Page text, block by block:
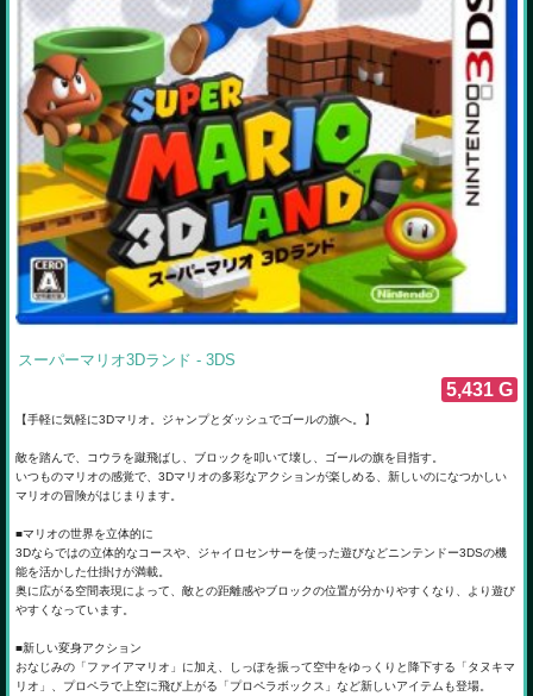
スーパーマリオ3Dランド - 3DS
5,431 G
【手軽に気軽に3Dマリオ。ジャンプとダッシュでゴールの旗へ。】
敵を踏んで、コウラを蹴飛ばし、ブロックを叩いて壊し、ゴールの旗を目指す。
いつものマリオの感覚で、3Dマリオの多彩なアクションが楽しめる、新しいのになつかしい
マリオの冒険がはじまります。
■マリオの世界を立体的に
3Dならではの立体的なコースや、ジャイロセンサーを使った遊びなどニンテンドー3DSの機
能を活かした仕掛けが満載。
奥に広がる空間表現によって、敵との距離感やブロックの位置が分かりやすくなり、より遊び
やすくなっています。
■新しい変身アクション
おなじみの「ファイアマリオ」に加え、しっぽを振って空中をゆっくりと降下する「タヌキマ
リオ」、プロペラで上空に飛び上がる「プロペラボックス」など新しいアイテムも登場。